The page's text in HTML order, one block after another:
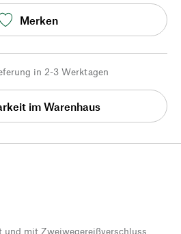
Merken
in 2-3 Werktagen
im Warenhaus
mit Zweiwegereißverschluss